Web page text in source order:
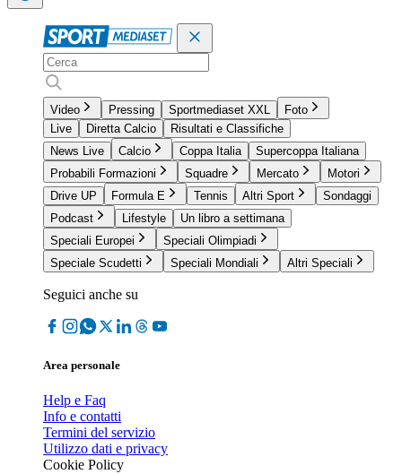
Video Pressing Sportmediaset XXL
Foto
Live
Diretta Calcio
Risultati e Classifiche
News Live
Calcio Coppa Italia
Supercoppa Italiana
Probabili Formazioni
Squadre Mercato
Motori
Drive UP
Formula E Tennis Altri Sport
Sondaggi
Podcast
Lifestyle
Un libro a settimana
Speciali Europei
Speciali Olimpiadi
Speciale Scudetti
Speciali Mondiali Altri Speciali
Seguici anche su
Area personale
Help e Faq
Info e contatti
Termini del servizio
Utilizzo dati e privacy
Cookie Policy